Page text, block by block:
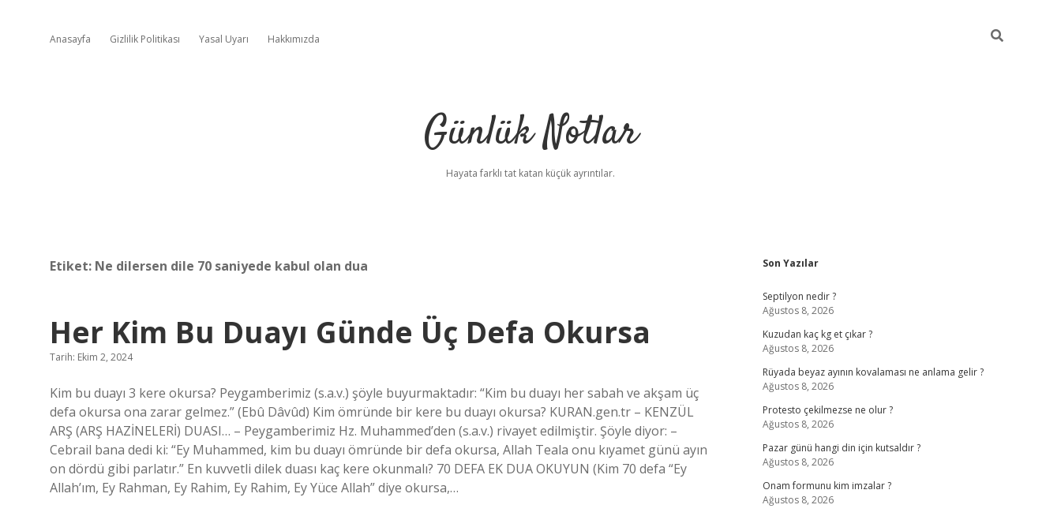
Anasayfa Gizlilik Politikası Yasal Uyarı Hakkımızda
Günlük Notlar
Hayata farklı tat katan küçük ayrıntılar.
Etiket: Ne dilersen dile 70 saniyede kabul olan dua
Her Kim Bu Duayı Günde Üç Defa Okursa
Tarih: Ekim 2, 2024
Kim bu duayı 3 kere okursa? Peygamberimiz (s.a.v.) şöyle buyurmaktadır: “Kim bu duayı her sabah ve akşam üç
defa okursa ona zarar gelmez.” (Ebû Dâvûd) Kim ömründe bir kere bu duayı okursa? KURAN.gen.tr – KENZÜL
ARŞ (ARŞ HAZİNELERİ) DUASI… – Peygamberimiz Hz. Muhammed’den (s.a.v.) rivayet edilmiştir. Şöyle diyor: –
Cebrail bana dedi ki: “Ey Muhammed, kim bu duayı ömründe bir defa okursa, Allah Teala onu kıyamet günü ayın
on dördü gibi parlatır.” En kuvvetli dilek duası kaç kere okunmalı? 70 DEFA EK DUA OKUYUN (Kim 70 defa “Ey
Allah’ım, Ey Rahman, Ey Rahim, Ey Rahim, Ey Yüce Allah” diye okursa,…
Sidebar
Son Yazılar
Septilyon nedir ?
Ağustos 8, 2026
Kuzudan kaç kg et çıkar ?
Ağustos 8, 2026
Rüyada beyaz ayının kovalaması ne anlama gelir ?
Ağustos 8, 2026
Protesto çekilmezse ne olur ?
Ağustos 8, 2026
Pazar günü hangi din için kutsaldır ?
Ağustos 8, 2026
Onam formunu kim imzalar ?
Ağustos 8, 2026